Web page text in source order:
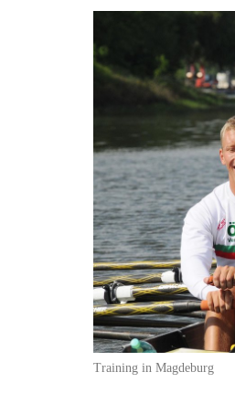
Training in Magdeburg